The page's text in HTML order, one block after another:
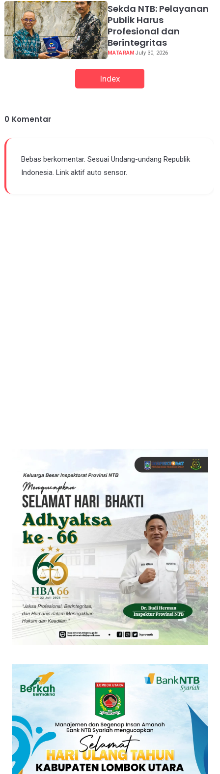
Sekda NTB: Pelayanan
Publik Harus
Profesional dan
Berintegritas
MATARAM July 30, 2026
Index
0 Komentar
Bebas berkomentar. Sesuai Undang-undang Republik
Indonesia. Link aktif auto sensor.